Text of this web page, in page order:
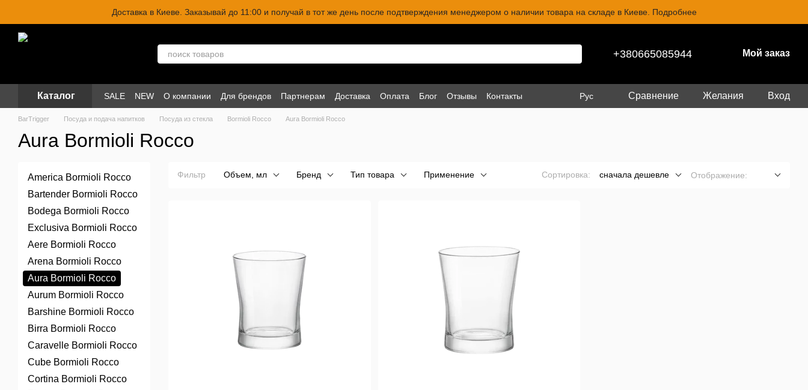
Перейти к основному контентуДоставка в Киеве. Заказывай до 11:00 и получай в тот же день после подтверждения менеджером о наличии товара на складе в Киеве. Подробнее
+380665085944 Мой заказ
Каталог SALE NEW О компании Для брендов Партнерам Доставка Оплата Блог Отзывы Контакты Рус Сравнение Желания Вход
BarTrigger Посуда и подача напитков Посуда из стекла Bormioli Rocco Aura Bormioli Rocco
Aura Bormioli Rocco
Фильтр Объем, мл Бренд Тип товара Применение Сортировка: сначала дешевле Отображение:
America Bormioli Rocco
Bartender Bormioli Rocco
Bodega Bormioli Rocco
Exclusiva Bormioli Rocco
Aere Bormioli Rocco
Arena Bormioli Rocco
Aura Bormioli Rocco
Aurum Bormioli Rocco
Barshine Bormioli Rocco
Birra Bormioli Rocco
Caravelle Bormioli Rocco
Cube Bormioli Rocco
Cortina Bormioli Rocco